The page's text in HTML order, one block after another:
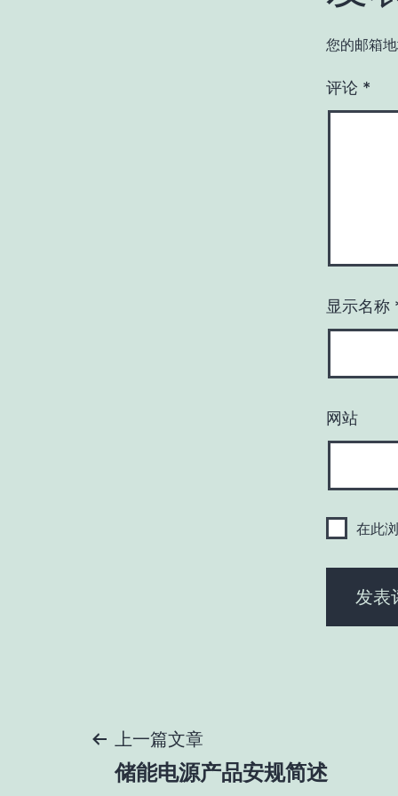
您的邮箱
评论 *
显示名称
网站
在此
文上一篇文章
储能电源产品安规简述